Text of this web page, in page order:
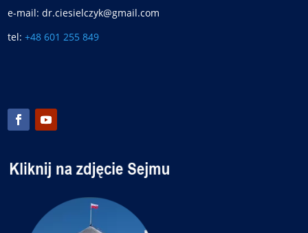
e-mail: dr.ciesielczyk@gmail.com
tel:+48 601 255 849